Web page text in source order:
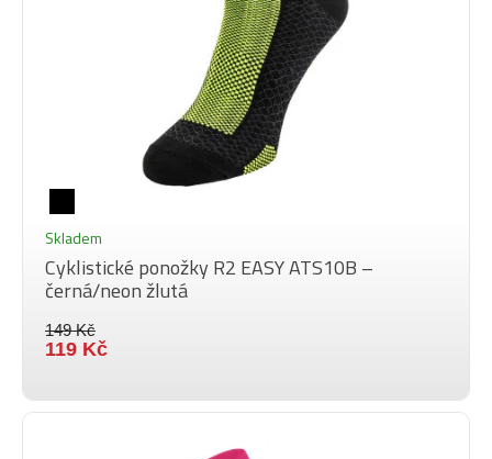
Skladem
Cyklistické ponožky R2 EASY ATS10B –
černá/neon žlutá
149 Kč
119 Kč